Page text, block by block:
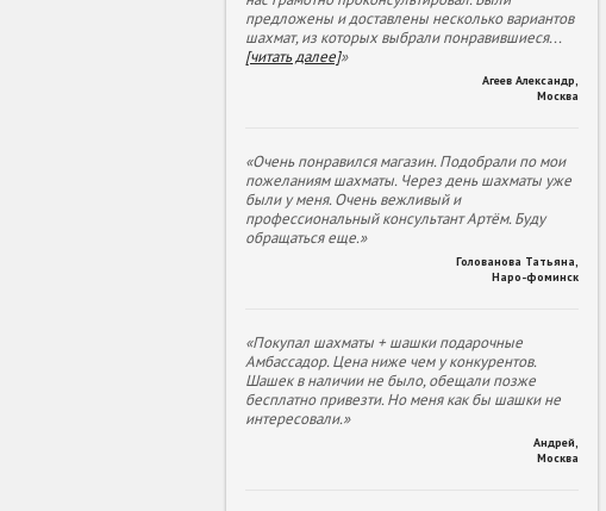
предложены и доставлены несколько вариантов
шахмат, из которых выбрали понравившиеся...
[читать далее]»
Агеев Александр
Москва
«Очень понравился магазин. Подобрали по мои
пожеланиям шахматы. Через день шахматы уже
были у меня. Очень вежливый и
профессиональный консультант Артём. Буду
обращаться еще.»
Голованова Татьяна
Наро-фоминск
«Покупал шахматы + шашки подарочные
Амбассадор. Цена ниже чем у конкурентов.
Шашек в наличии не было, обещали позже
бесплатно привезти. Но меня как бы шашки не
интересовали.»
Андрей
Москва